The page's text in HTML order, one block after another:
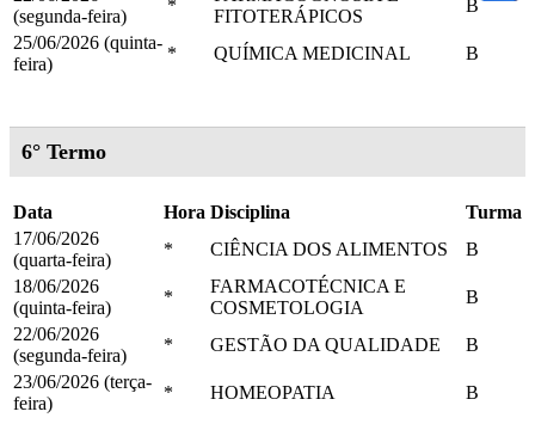
(segunda-feira)
*
FITOTERÁPICOS
B
25/06/2026 (quinta-
feira)
* QUÍMICA MEDICINAL B
6° Termo
Data Hora Disciplina
Turma
17/06/2026
(quarta-feira)
* CIÊNCIA DOS ALIMENTOS
B
18/06/2026
(quinta-feira)
*
FARMACOTÉCNICA E
COSMETOLOGIA
B
22/06/2026
(segunda-feira)
* GESTÃO DA QUALIDADE
B
23/06/2026 (terça-
feira)
* HOMEOPATIA B